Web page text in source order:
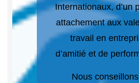
Internationaux, d’un
attachement aux
travail en
d’amitié et de
Nous